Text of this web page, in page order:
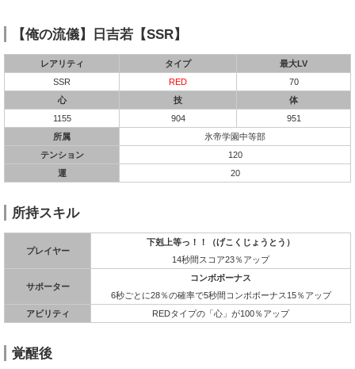
【俺の流儀】日吉若【SSR】
レアリティ タイプ
最大LV
SSR
RED
70
心
技
体
1155
904
951
所属
氷帝学園中等部
テンション
120
運
20
所持スキル
プレイヤー
下剋上等っ！！（げこくじょうとう）
14秒間スコア23％アップ
サポーター
コンボボーナス
6秒ごとに28％の確率で5秒間コンボボーナス15％アップ
アビリティ
REDタイプの「心」が100％アップ
覚醒後